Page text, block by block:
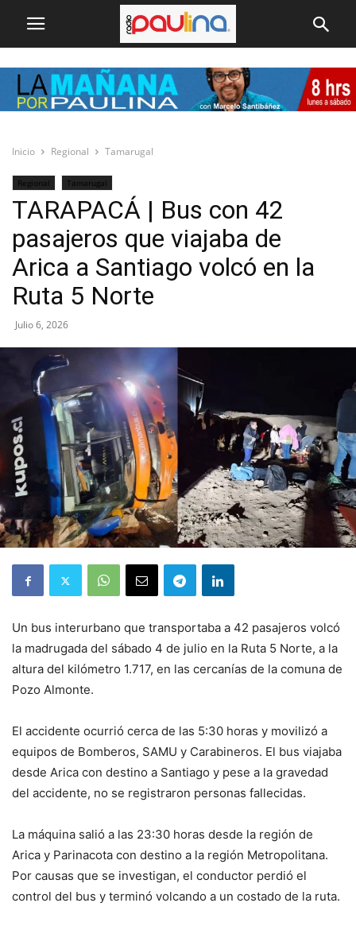
Inicio Regional Tamarugal
Regional Tamarugal
TARAPACÁ | Bus con 42
pasajeros que viajaba de
Arica a Santiago volcó en la
Ruta 5 Norte
Julio 6, 2026
Un bus interurbano que transportaba a 42 pasajeros volcó
la madrugada del sábado 4 de julio en la Ruta 5 Norte, a la
altura del kilómetro 1.717, en las cercanías de la comuna de
Pozo Almonte.
El accidente ocurrió cerca de las 5:30 horas y movilizó a
equipos de Bomberos, SAMU y Carabineros. El bus viajaba
desde Arica con destino a Santiago y pese a la gravedad
del accidente, no se registraron personas fallecidas.
La máquina salió a las 23:30 horas desde la región de
Arica y Parinacota con destino a la región Metropolitana.
Por causas que se investigan, el conductor perdió el
control del bus y terminó volcando a un costado de la ruta.